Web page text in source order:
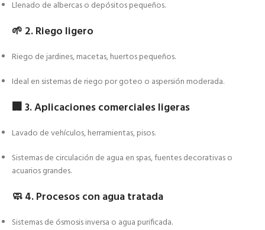
Llenado de albercas o depósitos pequeños.
🌱 2. Riego ligero
Riego de jardines, macetas, huertos pequeños.
Ideal en sistemas de riego por goteo o aspersión moderada.
🏢3. Aplicaciones comerciales ligeras
Lavado de vehículos, herramientas, pisos.
Sistemas de circulación de agua en spas, fuentes decorativas o
acuarios grandes.
🧼4. Procesos con agua tratada
Sistemas de ósmosis inversa o agua purificada.